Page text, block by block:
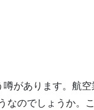
があります。航
のでしょうか。こ